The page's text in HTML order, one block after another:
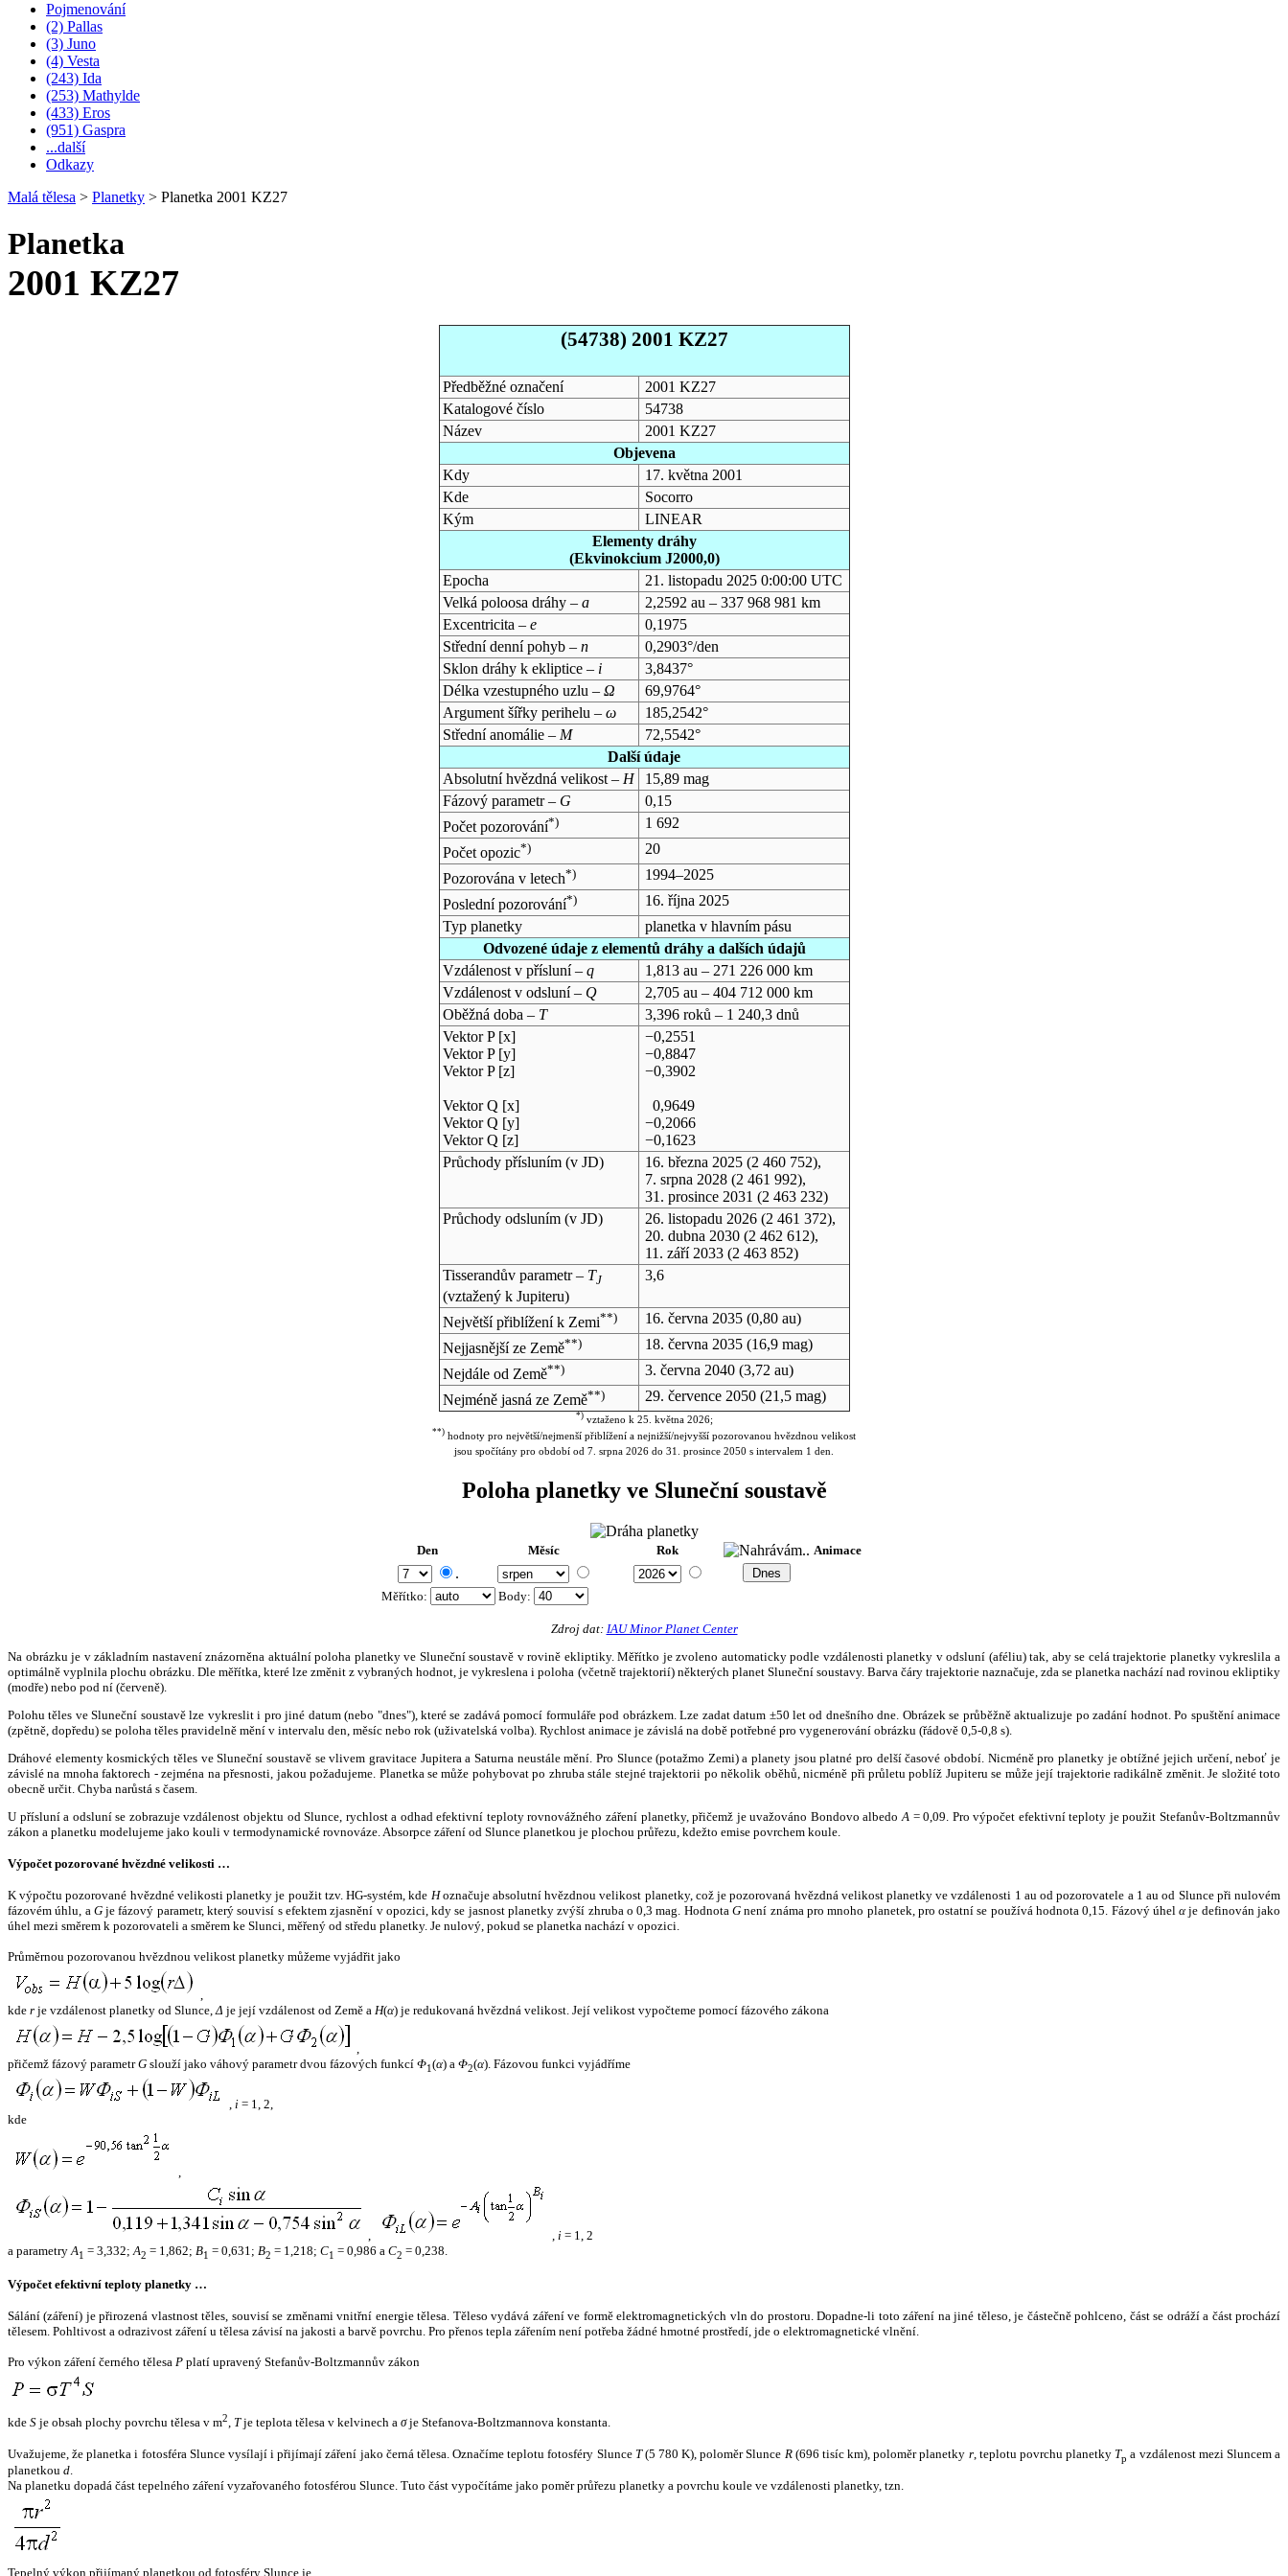
Pojmenování
(2) Pallas
(3) Juno
(4) Vesta
(243) Ida
(253) Mathylde
(433) Eros
(951) Gaspra
...další
Odkazy
Malá tělesa > Planetky > Planetka 2001 KZ27
Planetka
2001 KZ27
(54738) 2001 KZ27
Předběžné označení
2001 KZ27
Katalogové číslo
54738
Název
2001 KZ27
Objevena
Kdy
17. května 2001
Kde
Socorro
Kým
LINEAR
Elementy dráhy
(Ekvinokcium J2000,0)
Epocha
21. listopadu 2025 0:00:00 UTC
Velká poloosa dráhy – a
2,2592 au – 337 968 981 km
Excentricita – e
0,1975
Střední denní pohyb – n
0,2903°/den
Sklon dráhy k ekliptice – i
3,8437°
Délka vzestupného uzlu – Ω
69,9764°
Argument šířky perihelu – ω
185,2542°
Střední anomálie – M
72,5542°
Další údaje
Absolutní hvězdná velikost – H
15,89 mag
Fázový parametr – G
0,15
Počet pozorování*)
1 692
Počet opozic*)
20
Pozorována v letech*)
1994–2025
Poslední pozorování*)
16. října 2025
Typ planetky
planetka v hlavním pásu
Odvozené údaje z elementů dráhy a dalších údajů
Vzdálenost v přísluní – q
1,813 au – 271 226 000 km
Vzdálenost v odsluní – Q
2,705 au – 404 712 000 km
Oběžná doba – T
3,396 roků – 1 240,3 dnů
Vektor P [x]
Vektor P [y]
Vektor P [z]
Vektor Q [x]
Vektor Q [y]
Vektor Q [z]
−0,2551
−0,8847
−0,3902
0,9649
−0,2066
−0,1623
Průchody přísluním (v JD) 16. března 2025(2 460 752),
7. srpna 2028(2 461 992),
31. prosince 2031 (2 463 232)
Průchody odsluním (v JD) 26. listopadu 2026(2 461 372),
20. dubna 2030(2 462 612),
11. září 2033(2 463 852)
Tisserandův parametr – TJ
(vztažený k Jupiteru)
3,6
Největší přiblížení k Zemi**) 16. června 2035(0,80 au)
Nejjasnější ze Země**) 18. června 2035(16,9 mag)
Nejdále od Země**) 3. června 2040(3,72 au)
Nejméně jasná ze Země**) 29. července 2050(21,5 mag)
*)vztaženo k 25. května 2026;
**) hodnoty pro největší/nejmenší přiblížení a nejnižší/nejvyšší pozorovanou hvězdnou velikost
jsou spočítány pro období od 7. srpna 2026 do 31. prosince 2050 s intervalem 1 den.
Poloha planetky ve Sluneční soustavě
Den Měsíc Rok Animace
.
Měřítko: Body:
Zdroj dat: IAU Minor Planet Center
Na obrázku je v základním nastavení znázorněna aktuální poloha planetky ve Sluneční soustavě v rovině ekliptiky. Měřítko je zvoleno automaticky podle vzdálenosti planetky v odsluní (aféliu) tak, aby se celá trajektorie planetky vykreslila a
optimálně vyplnila plochu obrázku. Dle měřítka, které lze změnit z vybraných hodnot, je vykreslena i poloha (včetně trajektorií) některých planet Sluneční soustavy. Barva čáry trajektorie naznačuje, zda se planetka nachází nad rovinou ekliptiky
(modře) nebo pod ní (červeně).
Polohu těles ve Sluneční soustavě lze vykreslit i pro jiné datum (nebo "dnes"), které se zadává pomocí formuláře pod obrázkem. Lze zadat datum ±50 let od dnešního dne. Obrázek se průběžně aktualizuje po zadání hodnot. Po spuštění animace
(zpětně, dopředu) se poloha těles pravidelně mění v intervalu den, měsíc nebo rok (uživatelská volba). Rychlost animace je závislá na době potřebné pro vygenerování obrázku (řádově 0,5-0,8 s).
Dráhové elementy kosmických těles ve Sluneční soustavě se vlivem gravitace Jupitera a Saturna neustále mění. Pro Slunce (potažmo Zemi) a planety jsou platné pro delší časové období. Nicméně pro planetky je obtížné jejich určení, neboť je
závislé na mnoha faktorech - zejména na přesnosti, jakou požadujeme. Planetka se může pohybovat po zhruba stále stejné trajektorii po několik oběhů, nicméně při průletu poblíž Jupiteru se může její trajektorie radikálně změnit. Je složité toto
obecně určit. Chyba narůstá s časem.
U přísluní a odsluní se zobrazuje vzdálenost objektu od Slunce, rychlost a odhad efektivní teploty rovnovážného záření planetky, přičemž je uvažováno Bondovo albedo A = 0,09. Pro výpočet efektivní teploty je použit Stefanův-Boltzmannův
zákon a planetku modelujeme jako kouli v termodynamické rovnováze. Absorpce záření od Slunce planetkou je plochou průřezu, kdežto emise povrchem koule.
Výpočet pozorované hvězdné velikosti …
K výpočtu pozorované hvězdné velikosti planetky je použit tzv. HG-systém, kde Hoznačuje absolutní hvězdnou velikost planetky, což je pozorovaná hvězdná velikost planetky ve vzdálenosti 1 au od pozorovatele a 1 au od Slunce při nulovém
fázovém úhlu, a Gje fázový parametr, který souvisí s efektem zjasnění v opozici, kdy se jasnost planetky zvýší zhruba o 0,3 mag. HodnotaG není známa pro mnoho planetek, pro ostatní se používá hodnota 0,15. Fázový úhelα je definován jako
úhel mezi směrem k pozorovateli a směrem ke Slunci, měřený od středu planetky. Je nulový, pokud se planetka nachází v opozici.
Průměrnou pozorovanou hvězdnou velikost planetky můžeme vyjádřit jako
,
kde r je vzdálenost planetky od Slunce,Δ je její vzdálenost od Země a H(α) je redukovaná hvězdná velikost. Její velikost vypočteme pomocí fázového zákona
,
přičemž fázový parametrG slouží jako váhový parametr dvou fázových funkcí Φ1(α) a Φ2(α). Fázovou funkci vyjádříme
, i = 1, 2,
kde
,
, , i = 1, 2
a parametryA1 = 3,332;A2 = 1,862; B1 = 0,631; B2 = 1,218; C1 = 0,986 a C2 = 0,238.
Výpočet efektivní teploty planetky …
Sálání (záření) je přirozená vlastnost těles, souvisí se změnami vnitřní energie tělesa. Těleso vydává záření ve formě elektromagnetických vln do prostoru. Dopadne-li toto záření na jiné těleso, je částečně pohlceno, část se odráží a část prochází
tělesem. Pohltivost a odrazivost záření u tělesa závisí na jakosti a barvě povrchu. Pro přenos tepla zářením není potřeba žádné hmotné prostředí, jde o elektromagnetické vlnění.
Pro výkon záření černého tělesa P platí upravený Stefanův-Boltzmannův zákon
kde S je obsah plochy povrchu tělesa v m2, Tje teplota tělesa v kelvinech a σje Stefanova-Boltzmannova konstanta.
Uvažujeme, že planetka i fotosféra Slunce vysílají i přijímají záření jako černá tělesa. Označíme teplotu fotosféry Slunce T(5 780 K), poloměr Slunce R(696 tisíc km), poloměr planetky r, teplotu povrchu planetky Tp a vzdálenost mezi Sluncem a
planetkou d.
Na planetku dopadá část tepelného záření vyzařovaného fotosférou Slunce. Tuto část vypočítáme jako poměr průřezu planetky a povrchu koule ve vzdálenosti planetky, tzn.
Tepelný výkon přijímaný planetkou od fotosféry Slunce je